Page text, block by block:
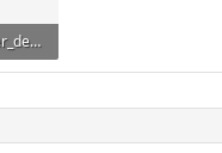
Rijders_Agroep_Stavanger_definitief.pdf